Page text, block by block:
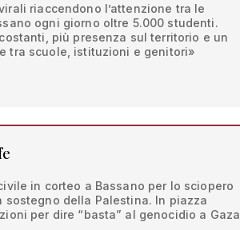
riaccendono l’attenzione tra le
ogni giorno oltre 5.000 studenti.
più presenza sul territorio e un
tra scuole, istituzioni e genitori»
in corteo a Bassano per lo sciopero
sostegno della Palestina. In piazza
per dire “basta” al genocidio a Gaza